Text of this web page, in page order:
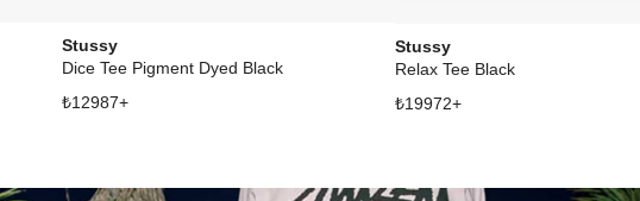
Stussy
Dice Tee Pigment Dyed Black
₺12987+
Stussy
Relax Tee Black
₺19972+